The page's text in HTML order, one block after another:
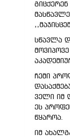
სწავლა
ჩემი
ველი იმ
ეს
წყაროა.
იმ